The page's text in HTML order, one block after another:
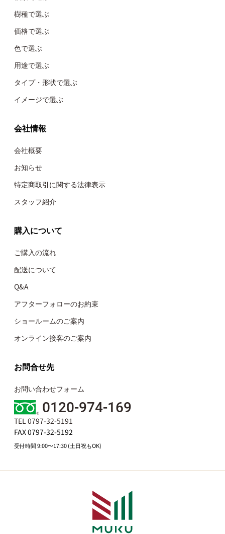
樹種で選ぶ
価格で選ぶ
色で選ぶ
用途で選ぶ
タイプ・形状で選ぶ
イメージで選ぶ
会社情報
会社概要
お知らせ
特定商取引に関する法律表示
スタッフ紹介
購入について
ご購入の流れ
配送について
Q&A
アフターフォローのお約束
ショールームのご案内
オンライン接客のご案内
お問合せ先
お問い合わせフォーム
0120-974-169
TEL 0797-32-5191
FAX 0797-32-5192
受付時間 9:00〜17:30 (土日祝もOK)